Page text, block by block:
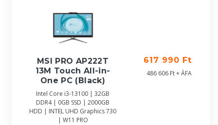
MSI PRO AP222T
13M Touch All-in-
One PC (Black)
Intel Core i3-13100 | 32GB
DDR4 | 0GB SSD | 2000GB
HDD | INTEL UHD Graphics 730
| W11 PRO
617 990 Ft
486 606 Ft + ÁFA